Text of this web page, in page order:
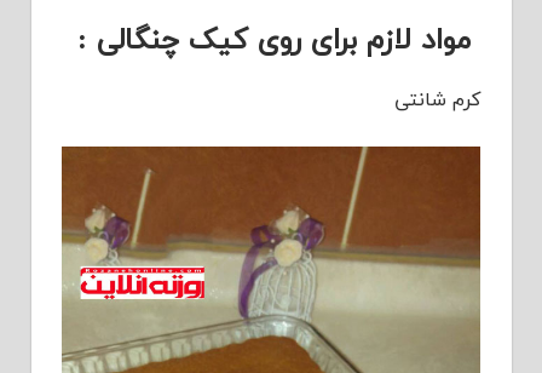
مواد لازم برای روی کیک چنگالی :
کرم شانتی